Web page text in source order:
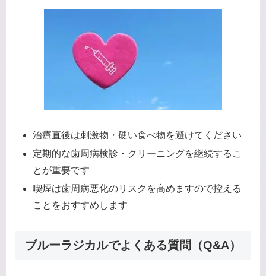
治療直後は刺激物・硬い食べ物を避けてください
定期的な歯周病検診・クリーニングを継続するこ
とが重要です
喫煙は歯周病悪化のリスクを高めますので控える
ことをおすすめします
ブルーラジカルでよくある質問（Q&A）